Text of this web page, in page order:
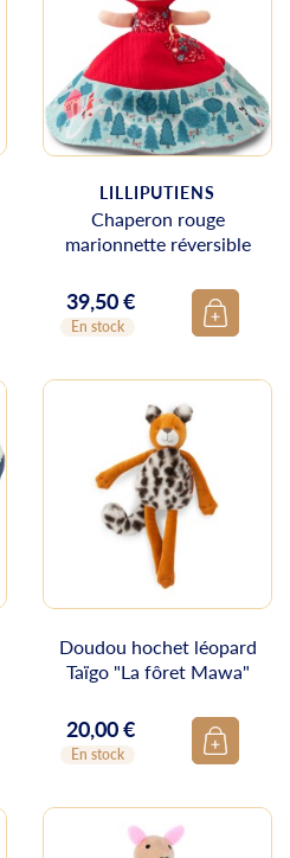
LILLIPUTIENS
Chaperon rouge
marionnette réversible
Prix
39,50 €
En stock
Doudou hochet léopard
Taïgo "La fôret Mawa"
Prix
20,00 €
En stock